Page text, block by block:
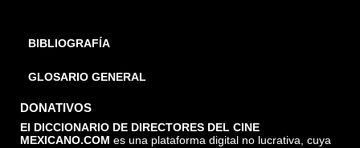
BIBLIOGRAFÍA
GLOSARIO GENERAL
DONATIVOS
El DICCIONARIO DE DIRECTORES DEL CINE
MEXICANO.COM es una plataforma digital no lucrativa, cuya